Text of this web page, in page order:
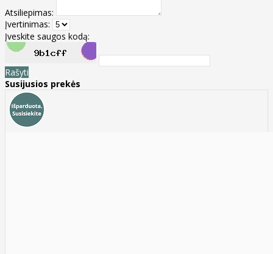
Atsiliepimas:
Įvertinimas:
Įveskite saugos kodą:
Rašyti
Susijusios prekės